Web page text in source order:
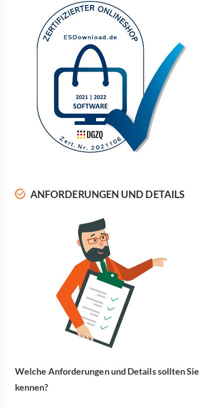
ANFORDERUNGEN UND DETAILS
Welche Anforderungen und Details sollten Sie
kennen?